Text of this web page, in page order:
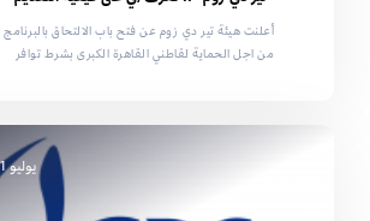
أعلنت هيئة تير دي زوم عن فتح باب الالتحاق بالبرنامج
من اجل الحماية لقاطني القاهرة الكبرى بشرط توافر
يوليو 31, 2021